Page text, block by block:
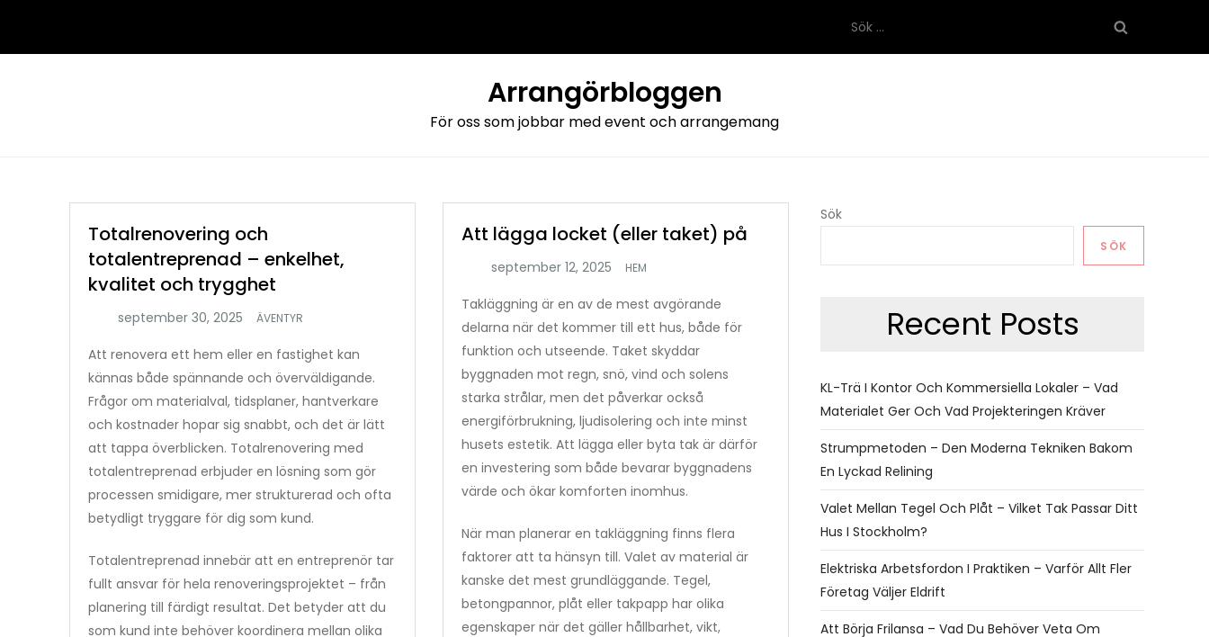
innehåll
efter:
Arrangörbloggen
För oss som jobbar med event och arrangemang
Totalrenovering och
totalentreprenad – enkelhet,
kvalitet och trygghet
ÄVENTYR
Att renovera ett hem eller en fastighet kan
kännas både spännande och överväldigande.
Frågor om materialval, tidsplaner, hantverkare
och kostnader hopar sig snabbt, och det är lätt
att tappa överblicken. Totalrenovering med
totalentreprenad erbjuder en lösning som gör
processen smidigare, mer strukturerad och ofta
betydligt tryggare för dig som kund.
Totalentreprenad innebär att en entreprenör tar
fullt ansvar för hela renoveringsprojektet – från
planering till färdigt resultat. Det betyder att du
som kund inte behöver koordinera mellan olika
Att lägga locket (eller taket) på
HEM
Takläggning är en av de mest avgörande
delarna när det kommer till ett hus, både för
funktion och utseende. Taket skyddar
byggnaden mot regn, snö, vind och solens
starka strålar, men det påverkar också
energiförbrukning, ljudisolering och inte minst
husets estetik. Att lägga eller byta tak är därför
en investering som både bevarar byggnadens
värde och ökar komforten inomhus.
När man planerar en takläggning finns flera
faktorer att ta hänsyn till. Valet av material är
kanske det mest grundläggande. Tegel,
betongpannor, plåt eller takpapp har olika
egenskaper när det gäller hållbarhet, vikt,
Sök
SÖK
Recent Posts
KL-Trä I Kontor Och Kommersiella Lokaler – Vad
Materialet Ger Och Vad Projekteringen Kräver
Strumpmetoden – Den Moderna Tekniken Bakom
En Lyckad Relining
Valet Mellan Tegel Och Plåt – Vilket Tak Passar Ditt
Hus I Stockholm?
Elektriska Arbetsfordon I Praktiken – Varför Allt Fler
Företag Väljer Eldrift
Att Börja Frilansa – Vad Du Behöver Veta Om